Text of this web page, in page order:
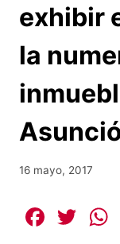
exhibir
la
16 mayo, 2017
F
T